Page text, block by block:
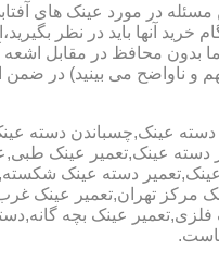
در مورد عینک های
آنها باید در نظر
محافظ در مقابل اشعه
و ناواضح می بینید) در
عینک,چسباندن دسته
دسته عینک,تعمیر عینک
دسته عینک
مرکز تهران,تعمیر عینک
عینک بچه